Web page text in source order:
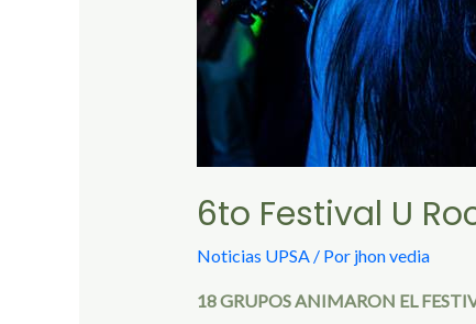
6to Festival U
Noticias UPSA/ Por jhon vedia
18 GRUPOS ANIMARON EL